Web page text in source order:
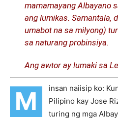
mamamayang Albayano
ang lumikas. Samantala,
umabot na sa milyong)
sa naturang probinsiya.
Ang awtor ay lumaki sa
M
insan naiisip ko:
Pilipino kay Jose
turing ng mga